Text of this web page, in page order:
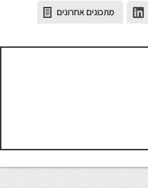
מתכונים אחרונים